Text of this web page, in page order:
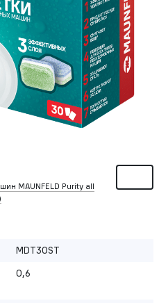
MAUNFELD Purity all
MDT30ST
0,6